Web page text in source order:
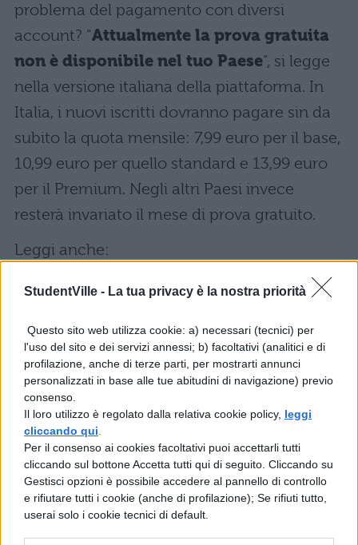
StudentVille - La tua privacy è la nostra priorità
Questo sito web utilizza cookie: a) necessari (tecnici) per
l'uso del sito e dei servizi annessi; b) facoltativi (analitici e di
profilazione, anche di terze parti, per mostrarti annunci
personalizzati in base alle tue abitudini di navigazione) previo
consenso.
Il loro utilizzo è regolato dalla relativa cookie policy, leggi
cliccando qui
Per il consenso ai cookies facoltativi puoi accettarli tutti
cliccando sul bottone Accetta tutti qui di seguito. Cliccando su
Gestisci opzioni è possibile accedere al pannello di controllo
e rifiutare tutti i cookie (anche di profilazione); Se rifiuti tutto,
userai solo i cookie tecnici di default.
problema del pagamento con diversi
account? “Attualmente la prova gratuita
non è disponibile nel tuo Paese“, si legge
nella versione italiana della piattaforma. In
Italia, i nuovi iscritti dovranno pagare sin da
subito la quota mensile: 7,99 euro per il base,
10,99 euro per quello standard e 13,99 euro
per il Premium. Negli altri Paesi invece
resterà invariato il mese di prova gratuito.
Leggi anche:
Novità Netflix: le migliori serie che
Come trovare una bella serie TV da
vedere
Catalogo Netflix: come richiedere i titoli
mancanti
Catalogo Netflix aprile 2019: film e serie
TV